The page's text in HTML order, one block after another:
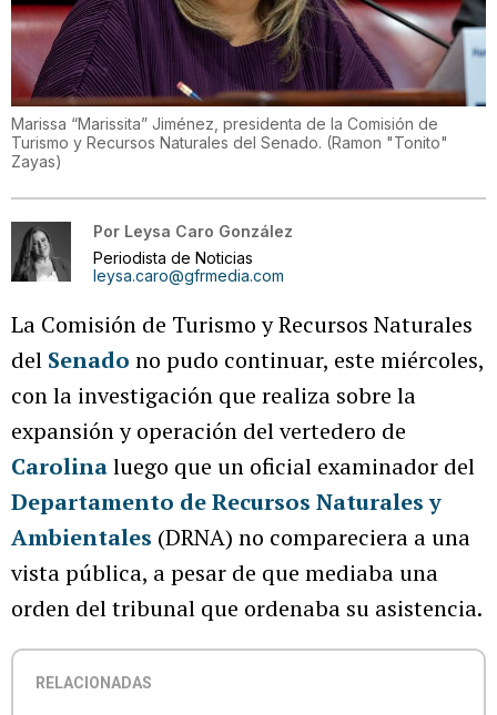
Marissa “Marissita” Jiménez, presidenta de la Comisión de
Turismo y Recursos Naturales del Senado. (Ramon "Tonito"
Zayas)
Por Leysa Caro González
Periodista de Noticias
leysa.caro@gfrmedia.com
La Comisión de Turismo y Recursos Naturales
del Senado no pudo continuar, este miércoles,
con la investigación que realiza sobre la
expansión y operación del vertedero de
Carolinaluego que un oficial examinador del
Departamento de Recursos Naturales y
Ambientales (DRNA) no compareciera a una
vista pública, a pesar de que mediaba una
orden del tribunal que ordenaba su asistencia.
RELACIONADAS